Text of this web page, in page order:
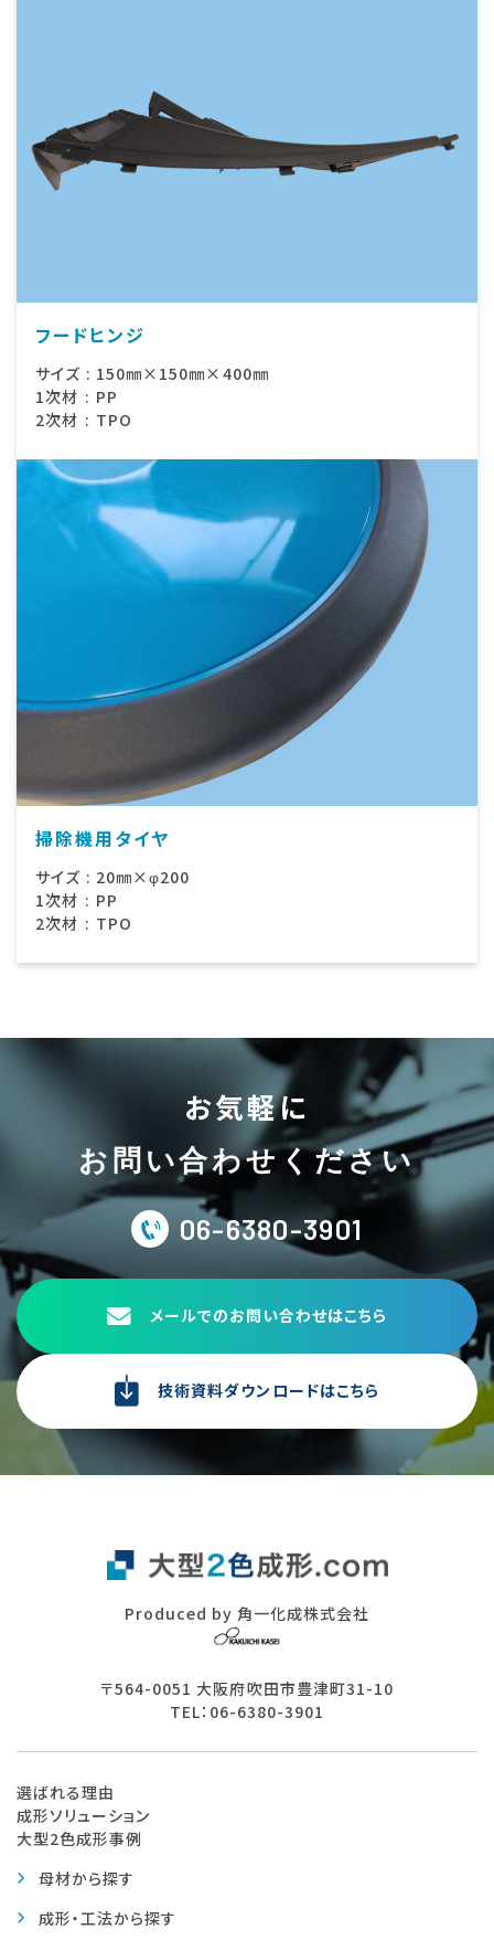
フードヒンジ
サイズ : 150㎜×150㎜×400㎜
1次材 : PP
2次材 : TPO
掃除機用タイヤ
サイズ : 20㎜×φ200
1次材 : PP
2次材 : TPO
お気軽に
お問い合わせください
06-6380-3901
メールでのお問い合わせはこちら
技術資料ダウンロードはこちら
Produced by 角一化成株式会社
〒564-0051 大阪府吹田市豊津町31-10
TEL：06-6380-3901
選ばれる理由
成形ソリューション
大型2色成形事例
母材から探す
成形・工法から探す